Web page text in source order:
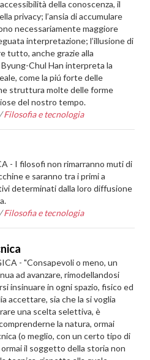
della conoscenza, il
privacy; l’ansia di accumulare
necessariamente maggiore
interpretazione; l’illusione di
tutto, anche grazie alla
Chul Han interpreta la
come la piú forte delle
struttura molte delle forme
del nostro tempo.
/Filosofia e tecnologia
- I filosofi non rimarranno muti di
e saranno tra i primi a
determinati dalla loro diffusione
/Filosofia e tecnologia
- "Consapevoli o meno, un
ad avanzare, rimodellandosi
insinuare in ogni spazio, fisico ed
accettare, sia che la si voglia
una scelta selettiva, è
la natura, ormai
(o meglio, con un certo tipo di
il soggetto della storia non